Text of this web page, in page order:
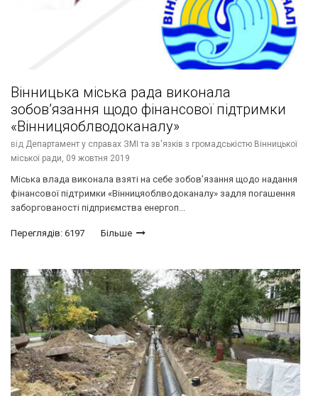
Вінницька міська рада виконала
зобов’язання щодо фінансової підтримки
«Вінницяоблводоканалу»
від Департамент у справах ЗМІ та зв'язків з громадськістю Вінницької
міської ради, 09 жовтня 2019
Міська влада виконала взяті на себе зобов’язання щодо надання
фінансової підтримки «Вінницяоблводоканалу» задля погашення
заборгованості підприємства енергоп...
Переглядів: 6197 Більше